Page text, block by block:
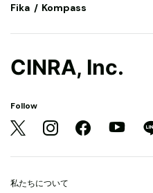
Fika Kompass
CINRA, Inc.
Follow
私たちについて